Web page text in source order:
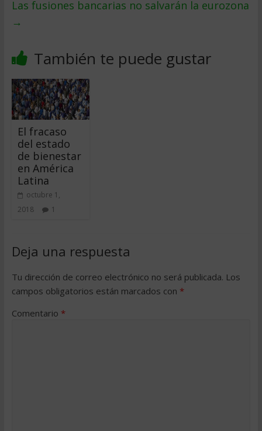
Las fusiones bancarias no salvarán la eurozona
→
También te puede gustar
El fracaso
del estado
de bienestar
en América
Latina
octubre 1,
2018
1
Deja una respuesta
Tu dirección de correo electrónico no será publicada. Los
campos obligatorios están marcados con *
Comentario *